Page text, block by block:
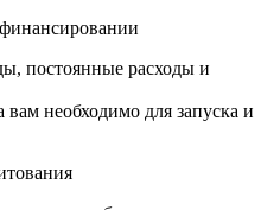
постоянные расходы и
вам необходимо для запуска и